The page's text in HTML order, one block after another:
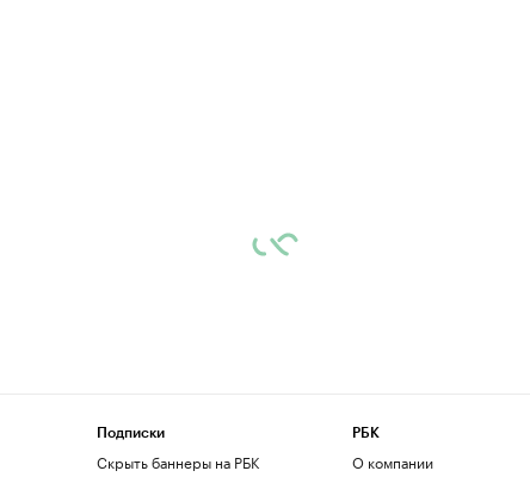
Подписки
Скрыть баннеры на РБК
РБК
О компании